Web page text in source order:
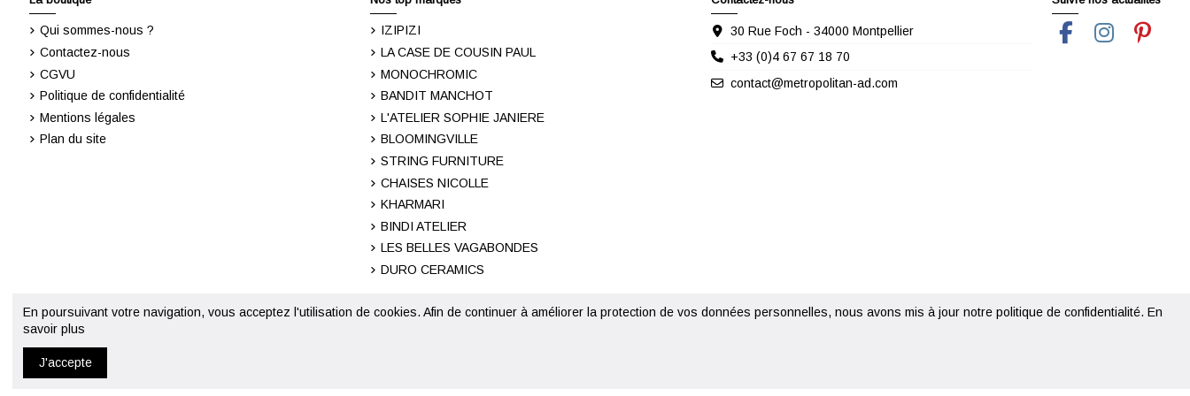
Qui sommes-nous ?
Contactez-nous
CGVU
Politique de confidentialité
Mentions légales
Plan du site
IZIPIZI
LA CASE DE COUSIN PAUL
MONOCHROMIC
BANDIT MANCHOT
L'ATELIER SOPHIE JANIERE
BLOOMINGVILLE
STRING FURNITURE
CHAISES NICOLLE
KHARMARI
BINDI ATELIER
LES BELLES VAGABONDES
DURO CERAMICS
30 Rue Foch - 34000 Montpellier
+33 (0)4 67 67 18 70
contact@metropolitan-ad.com
En poursuivant votre navigation, vous acceptez l'utilisation de cookies. Afin de continuer à améliorer la protection de vos données personnelles, nous avons mis à jour notre politique de confidentialité. En
savoir plus
J'accepte